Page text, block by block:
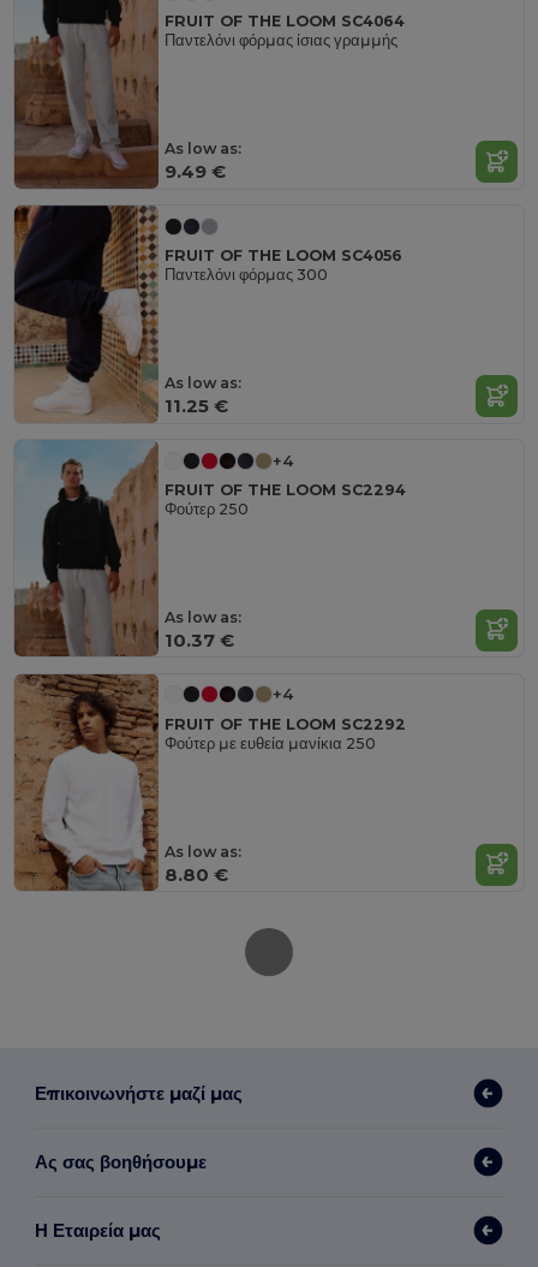
FRUIT OF THE LOOM SC4064
Παντελόνι φόρμας ίσιας γραμμής
As low as:
9.49 €
FRUIT OF THE LOOM SC4056
Παντελόνι φόρμας 300
As low as:
11.25 €
+4
FRUIT OF THE LOOM SC2294
Φούτερ 250
As low as:
10.37 €
+4
FRUIT OF THE LOOM SC2292
Φούτερ με ευθεία μανίκια 250
As low as:
8.80 €
Επικοινωνήστε μαζί μας
Ας σας βοηθήσουμε
Η Εταιρεία μας